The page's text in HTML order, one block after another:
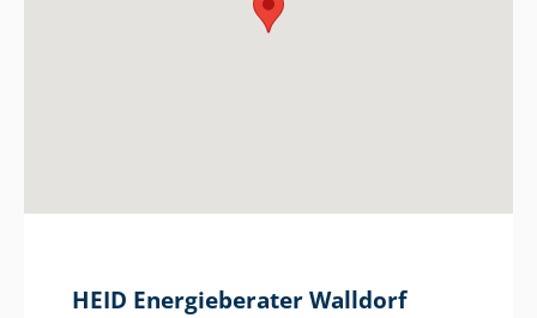
HEID Energieberater Walldorf